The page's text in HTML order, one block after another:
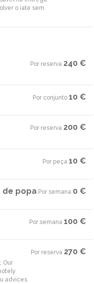
o iate sem
Por reserva·240 €
Por conjunto·10 €
Por reserva·200 €
Por peça·10 €
de popa Por semana·0 €
Por semana·100 €
Our
advices
Por reserva·270 €